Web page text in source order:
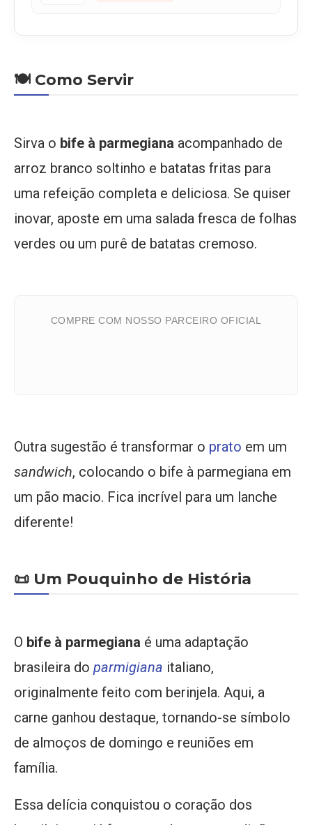
🍽️ Como Servir
Sirva o bife à parmegiana acompanhado de
arroz branco soltinho e batatas fritas para
uma refeição completa e deliciosa. Se quiser
inovar, aposte em uma salada fresca de folhas
verdes ou um purê de batatas cremoso.
COMPRE COM NOSSO PARCEIRO OFICIAL
Outra sugestão é transformar o prato em um
sandwich, colocando o bife à parmegiana em
um pão macio. Fica incrível para um lanche
diferente!
📜 Um Pouquinho de História
O bife à parmegiana é uma adaptação
brasileira do parmigiana italiano,
originalmente feito com berinjela. Aqui, a
carne ganhou destaque, tornando-se símbolo
de almoços de domingo e reuniões em
família.
Essa delícia conquistou o coração dos